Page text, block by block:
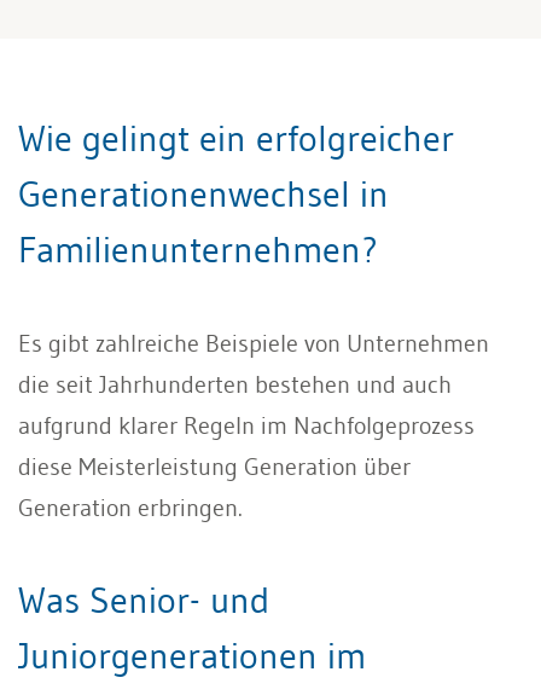
Wie gelingt ein erfolgreicher
Generationenwechsel in
Familienunternehmen?
Es gibt zahlreiche Beispiele von Unternehmen
die seit Jahrhunderten bestehen und auch
aufgrund klarer Regeln im Nachfolgeprozess
diese Meisterleistung Generation über
Generation erbringen.
Was Senior- und
Juniorgenerationen im